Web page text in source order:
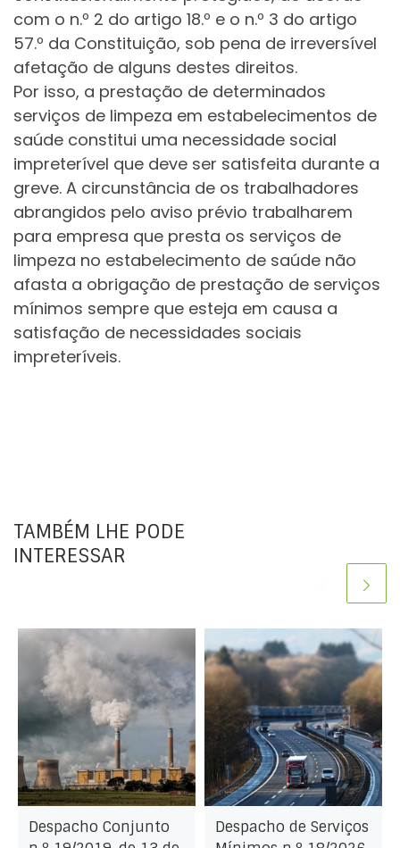
com o n.º 2 do artigo 18.º e o n.º 3 do artigo
57.º da Constituição, sob pena de irreversível
afetação de alguns destes direitos.
Por isso, a prestação de determinados
serviços de limpeza em estabelecimentos de
saúde constitui uma necessidade social
impreterível que deve ser satisfeita durante a
greve. A circunstância de os trabalhadores
abrangidos pelo aviso prévio trabalharem
para empresa que presta os serviços de
limpeza no estabelecimento de saúde não
afasta a obrigação de prestação de serviços
mínimos sempre que esteja em causa a
satisfação de necessidades sociais
impreteríveis.
TAMBÉM LHE PODE
INTERESSAR
Despacho Conjunto
Despacho de Serviços